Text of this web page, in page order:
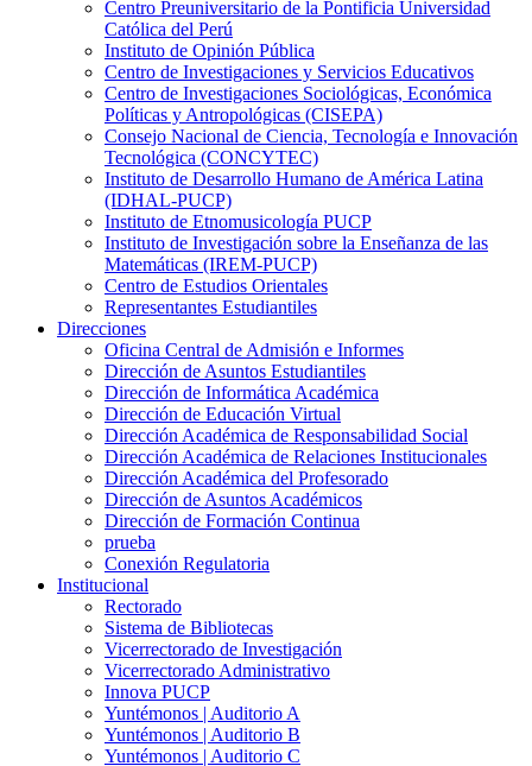
Centro Preuniversitario de la Pontificia Universidad
Católica del Perú
Instituto de Opinión Pública
Centro de Investigaciones y Servicios Educativos
Centro de Investigaciones Sociológicas, Económica
Políticas y Antropológicas (CISEPA)
Consejo Nacional de Ciencia, Tecnología e Innovación
Tecnológica (CONCYTEC)
Instituto de Desarrollo Humano de América Latina
(IDHAL-PUCP)
Instituto de Etnomusicología PUCP
Instituto de Investigación sobre la Enseñanza de las
Matemáticas (IREM-PUCP)
Centro de Estudios Orientales
Representantes Estudiantiles
Direcciones
Oficina Central de Admisión e Informes
Dirección de Asuntos Estudiantiles
Dirección de Informática Académica
Dirección de Educación Virtual
Dirección Académica de Responsabilidad Social
Dirección Académica de Relaciones Institucionales
Dirección Académica del Profesorado
Dirección de Asuntos Académicos
Dirección de Formación Continua
prueba
Conexión Regulatoria
Institucional
Rectorado
Sistema de Bibliotecas
Vicerrectorado de Investigación
Vicerrectorado Administrativo
Innova PUCP
Yuntémonos | Auditorio A
Yuntémonos | Auditorio B
Yuntémonos | Auditorio C